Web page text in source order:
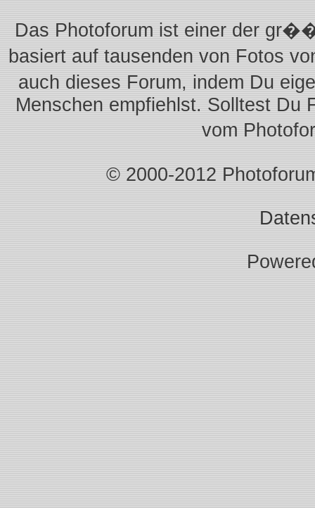
Das Photoforum ist einer der
basiert auf tausenden von Fotos
auch dieses Forum, indem Du
Menschen empfiehlst. Solltest Du
vom
© 2000-2012